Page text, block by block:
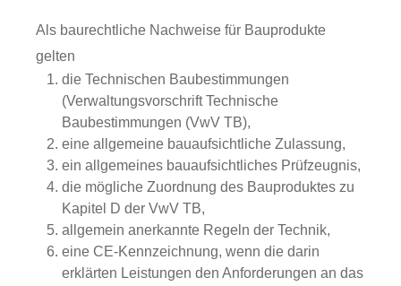
Als baurechtliche Nachweise für Bauprodukte
gelten
die Technischen Baubestimmungen
(Verwaltungsvorschrift Technische
Baubestimmungen (VwV TB),
eine allgemeine bauaufsichtliche Zulassung,
ein allgemeines bauaufsichtliches Prüfzeugnis,
die mögliche Zuordnung des Bauproduktes zu
Kapitel D der VwV TB,
allgemein anerkannte Regeln der Technik,
eine CE-Kennzeichnung, wenn die darin
erklärten Leistungen den Anforderungen an das